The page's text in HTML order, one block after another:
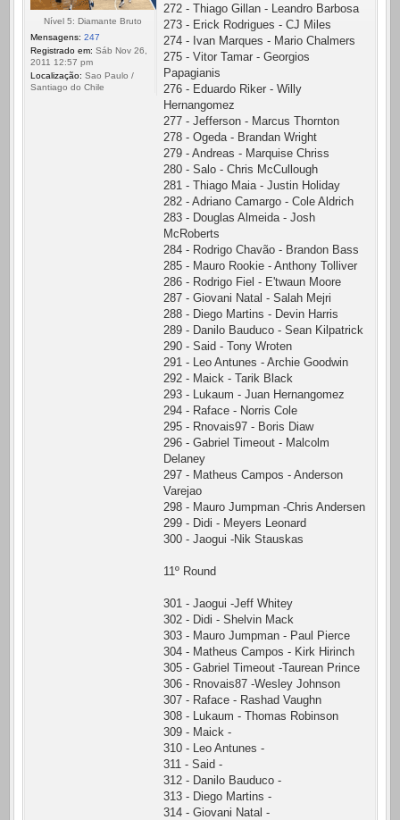
Nível 5: Diamante Bruto
Mensagens: 247
Registrado em: Sáb Nov 26,
2011 12:57 pm
Localização: Sao Paulo /
Santiago do Chile
272 - Thiago Gillan - Leandro Barbosa
273 - Erick Rodrigues - CJ Miles
274 - Ivan Marques - Mario Chalmers
275 - Vitor Tamar - Georgios
Papagianis
276 - Eduardo Riker - Willy
Hernangomez
277 - Jefferson - Marcus Thornton
278 - Ogeda - Brandan Wright
279 - Andreas - Marquise Chriss
280 - Salo - Chris McCullough
281 - Thiago Maia - Justin Holiday
282 - Adriano Camargo - Cole Aldrich
283 - Douglas Almeida - Josh
McRoberts
284 - Rodrigo Chavão - Brandon Bass
285 - Mauro Rookie - Anthony Tolliver
286 - Rodrigo Fiel - E'twaun Moore
287 - Giovani Natal - Salah Mejri
288 - Diego Martins - Devin Harris
289 - Danilo Bauduco - Sean Kilpatrick
290 - Said - Tony Wroten
291 - Leo Antunes - Archie Goodwin
292 - Maick - Tarik Black
293 - Lukaum - Juan Hernangomez
294 - Raface - Norris Cole
295 - Rnovais97 - Boris Diaw
296 - Gabriel Timeout - Malcolm
Delaney
297 - Matheus Campos - Anderson
Varejao
298 - Mauro Jumpman -Chris Andersen
299 - Didi - Meyers Leonard
300 - Jaogui -Nik Stauskas
11º Round
301 - Jaogui -Jeff Whitey
302 - Didi - Shelvin Mack
303 - Mauro Jumpman - Paul Pierce
304 - Matheus Campos - Kirk Hirinch
305 - Gabriel Timeout -Taurean Prince
306 - Rnovais87 -Wesley Johnson
307 - Raface - Rashad Vaughn
308 - Lukaum - Thomas Robinson
309 - Maick -
310 - Leo Antunes -
311 - Said -
312 - Danilo Bauduco -
313 - Diego Martins -
314 - Giovani Natal -